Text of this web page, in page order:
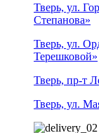
Тверь, ул.
Степанова»
Тверь, ул.
Терешковой»
Тверь, пр-т
Тверь, ул.